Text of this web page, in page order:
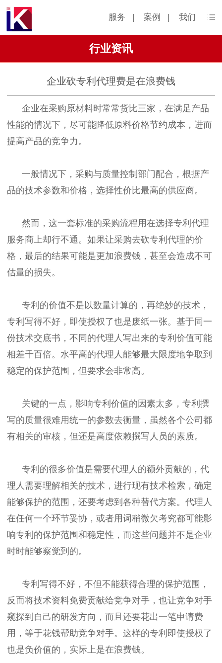
服务 | 案例 | 我们
行业资讯
企业砍专利代理费是在浪费钱
企业在采购原材料时常常货比三家，在满足产品
性能的情况下，尽可能降低原料价格节约成本，进而
提高产品的竞争力。
一般情况下，采购与质量控制部门配合，根据产
品的技术参数和价格，选择性价比最高的供应商。
然而，这一套标准的采购流程用在选择专利代理
服务商上却行不通。如果让采购去砍专利代理的价
格，最后的结果可能是更加浪费钱，甚至会造成不可
估量的损失。
专利的价值不是以数量计算的，再绝妙的技术，
专利写得不好，即使授权了也是废纸一张。基于同一
份技术交底书，不同的代理人写出来的专利价值可能
相差千百倍。水平高的代理人能够最大限度地争取到
稳定的保护范围，但要求会非常高。
关键的一点，影响专利价值的因素太多，专利撰
写的质量很难用统一的参数去衡量，虽然各个公司都
有相关的审核，但还是高度依赖撰写人员的素质。
专利的很多价值是需要代理人的额外贡献的，代
理人需要理解相关的技术，进行现有技术检索，确定
能够保护的范围，还要考虑到各种替代方案。代理人
在任何一个环节妥协，或者用词稍微欠考究都可能影
响专利的保护范围和稳定性，而这些问题并不是企业
时时能够察觉到的。
专利写得不好，不但不能获得合理的保护范围，
反而将技术资料免费贡献给竞争对手，也让竞争对手
窥探到自己的研发方向，而且还要花出一笔申请费
用，等于花钱帮助竞争对手。这样的专利即使授权了
也是负价值的，实际上是在浪费钱。